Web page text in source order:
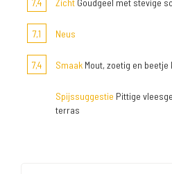
7,4
Zicht Goudgeel met stevige
7,1 Neus
7,4 Smaak Mout, zoetig en
Spijssuggestie Pittige
terras